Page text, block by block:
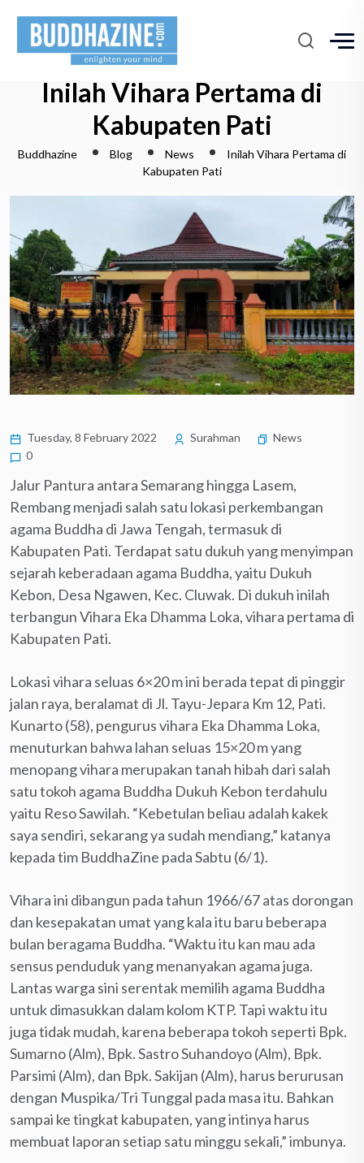
Inilah Vihara Pertama di
Kabupaten Pati
Buddhazine Blog News
Inilah Vihara Pertama di
Kabupaten Pati
Tuesday, 8 February 2022 Surahman
News
0
Jalur Pantura antara Semarang hingga Lasem,
Rembang menjadi salah satu lokasi perkembangan
agama Buddha di Jawa Tengah, termasuk di
Kabupaten Pati. Terdapat satu dukuh yang menyimpan
sejarah keberadaan agama Buddha, yaitu Dukuh
Kebon, Desa Ngawen, Kec. Cluwak. Di dukuh inilah
terbangun Vihara Eka Dhamma Loka, vihara pertama di
Kabupaten Pati.
Lokasi vihara seluas 6×20 m ini berada tepat di pinggir
jalan raya, beralamat di Jl. Tayu-Jepara Km 12, Pati.
Kunarto (58), pengurus vihara Eka Dhamma Loka,
menuturkan bahwa lahan seluas 15×20 m yang
menopang vihara merupakan tanah hibah dari salah
satu tokoh agama Buddha Dukuh Kebon terdahulu
yaitu Reso Sawilah. “Kebetulan beliau adalah kakek
saya sendiri, sekarang ya sudah mendiang,” katanya
kepada tim BuddhaZine pada Sabtu (6/1).
Vihara ini dibangun pada tahun 1966/67 atas dorongan
dan kesepakatan umat yang kala itu baru beberapa
bulan beragama Buddha. “Waktu itu kan mau ada
sensus penduduk yang menanyakan agama juga.
Lantas warga sini serentak memilih agama Buddha
untuk dimasukkan dalam kolom KTP. Tapi waktu itu
juga tidak mudah, karena beberapa tokoh seperti Bpk.
Sumarno (Alm), Bpk. Sastro Suhandoyo (Alm), Bpk.
Parsimi (Alm), dan Bpk. Sakijan (Alm), harus berurusan
dengan Muspika/Tri Tunggal pada masa itu. Bahkan
sampai ke tingkat kabupaten, yang intinya harus
membuat laporan setiap satu minggu sekali,” imbunya.